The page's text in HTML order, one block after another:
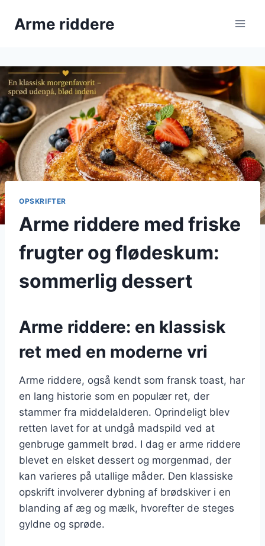
Arme riddere
OPSKRIFTER
Arme riddere med friske
frugter og flødeskum:
sommerlig dessert
Arme riddere: en klassisk
ret med en moderne vri
Arme riddere, også kendt som fransk toast, har
en lang historie som en populær ret, der
stammer fra middelalderen. Oprindeligt blev
retten lavet for at undgå madspild ved at
genbruge gammelt brød. I dag er arme riddere
blevet en elsket dessert og morgenmad, der
kan varieres på utallige måder. Den klassiske
opskrift involverer dybning af brødskiver i en
blanding af æg og mælk, hvorefter de steges
gyldne og sprøde.